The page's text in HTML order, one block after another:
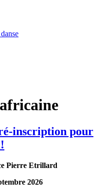
inscription pour
Pierre Etrillard
2026